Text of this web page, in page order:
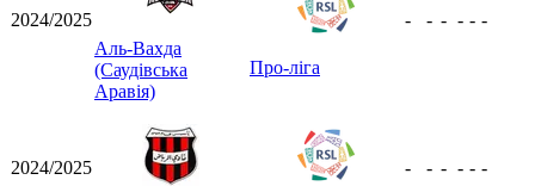
2024/2025
Аль-Вахда
(Саудівська
Аравія)
Про-ліга
- - - - - -
2024/2025 - - - - - -